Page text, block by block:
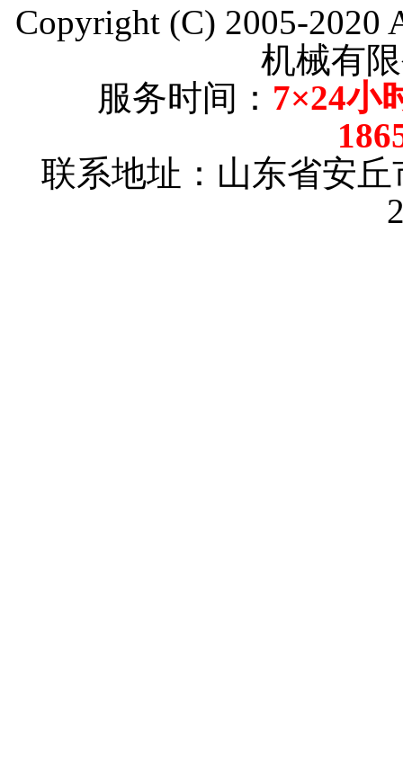
Copyright (C) 2005-2020
机械有
服务时间： 7×24小
联系地址：山东省安